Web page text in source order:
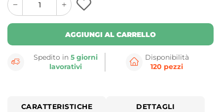
quantity
button
quantity
minus
button
AGGIUNGI AL CARRELLO
Spedito in5 giorni
lavorativi
Disponibilità
120 pezzi
CARATTERISTICHE DETTAGLI